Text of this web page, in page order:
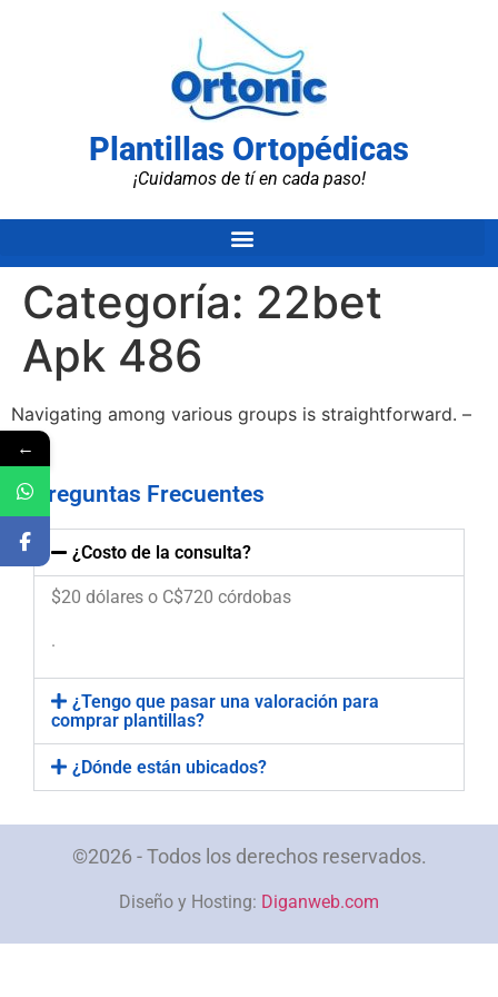
Plantillas Ortopédicas
¡Cuidamos de tí en cada paso!
Categoría: 22bet
Apk 486
Navigating among various groups is straightforward. –
Preguntas Frecuentes
¿Costo de la consulta?
$20 dólares o C$720 córdobas
.
¿Tengo que pasar una valoración para
comprar plantillas?
¿Dónde están ubicados?
©2026 - Todos los derechos reservados.
Diseño y Hosting: Diganweb.com
←